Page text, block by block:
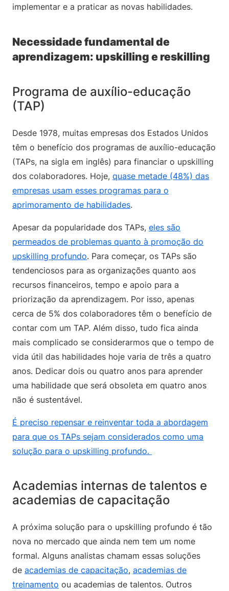
implementar e a praticar as novas habilidades.
Necessidade fundamental de
aprendizagem: upskilling e reskilling
Programa de auxílio-educação
(TAP)
Desde 1978, muitas empresas dos Estados Unidos
têm o benefício dos programas de auxílio-educação
(TAPs, na sigla em inglês) para financiar o upskilling
dos colaboradores. Hoje, quase metade (48%) das
empresas usam esses programas para o
aprimoramento de habilidades.
Apesar da popularidade dos TAPs, eles são
permeados de problemas quanto à promoção do
upskilling profundo. Para começar, os TAPs são
tendenciosos para as organizações quanto aos
recursos financeiros, tempo e apoio para a
priorização da aprendizagem. Por isso, apenas
cerca de 5% dos colaboradores têm o benefício de
contar com um TAP. Além disso, tudo fica ainda
mais complicado se considerarmos que o tempo de
vida útil das habilidades hoje varia de três a quatro
anos. Dedicar dois ou quatro anos para aprender
uma habilidade que será obsoleta em quatro anos
não é sustentável.
É preciso repensar e reinventar toda a abordagem
para que os TAPs sejam considerados como uma
solução para o upskilling profundo.
Academias internas de talentos e
academias de capacitação
A próxima solução para o upskilling profundo é tão
nova no mercado que ainda nem tem um nome
formal. Alguns analistas chamam essas soluções
de academias de capacitação, academias de
treinamento ou academias de talentos. Outros